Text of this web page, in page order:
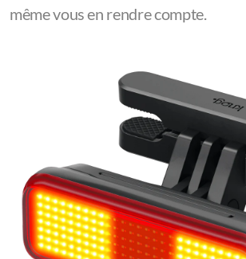
même vous en rendre compte.